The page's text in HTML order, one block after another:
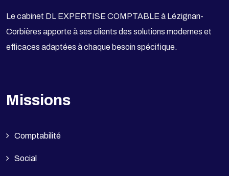
Le cabinet DL EXPERTISE COMPTABLE à Lézignan-
Corbières apporte à ses clients des solutions modernes et
efficaces adaptées à chaque besoin spécifique.
Missions
Comptabilité
Social